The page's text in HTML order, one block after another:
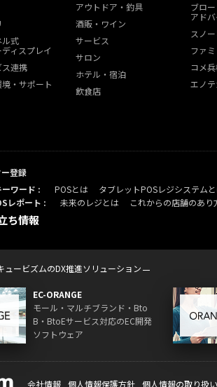
ル式
ィスプレイ
連携
・サポート
アウトドア・釣具
酒販・ワイン
サービス
サロン
ホテル・宿泊
飲食店
ブロ
アド
スノ
ファ
コメ
エノ
登録
ワード :
POSとは タブレットPOSレジシステム
レポート :
未来のレジとは これからの店舗のあり
ち情報
ュービズムのDX推進ソリューション
EC-ORANGE
モール・マルチブランド・Bto
B・BtoEサービス対応のEC開発
ソフトウェア
会社情報 個人情報保護方針 個人情報の取り扱